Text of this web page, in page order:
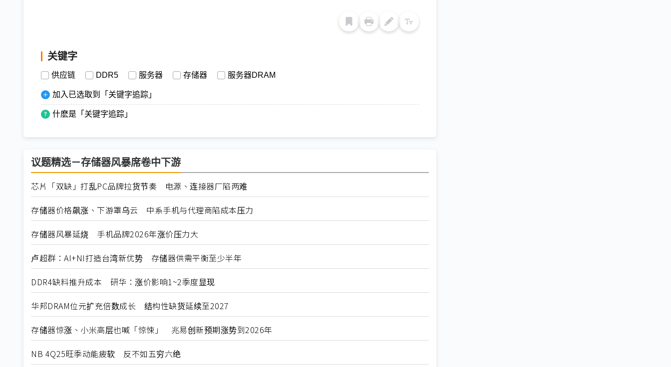
关键字
供应链 DDR5 服务器 存储器 服务器DRAM
加入已选取到「关键字追踪」
什麽是「关键字追踪」
议题精选－存储器风暴席卷中下游
芯片「双缺」打乱PC品牌拉货节奏 电源、连接器厂陷两难
存储器价格飙涨、下游罩乌云 中系手机与代理商陷成本压力
存储器风暴延烧 手机品牌2026年涨价压力大
卢超群：AI+NI打造台湾新优势 存储器供需平衡至少半年
DDR4缺料推升成本 研华：涨价影响1~2季度显现
华邦DRAM位元扩充倍数成长 结构性缺货延续至2027
存储器惊涨、小米高层也喊「惊悚」 兆易创新预期涨势到2026年
NB 4Q25旺季动能疲软 反不如五穷六绝